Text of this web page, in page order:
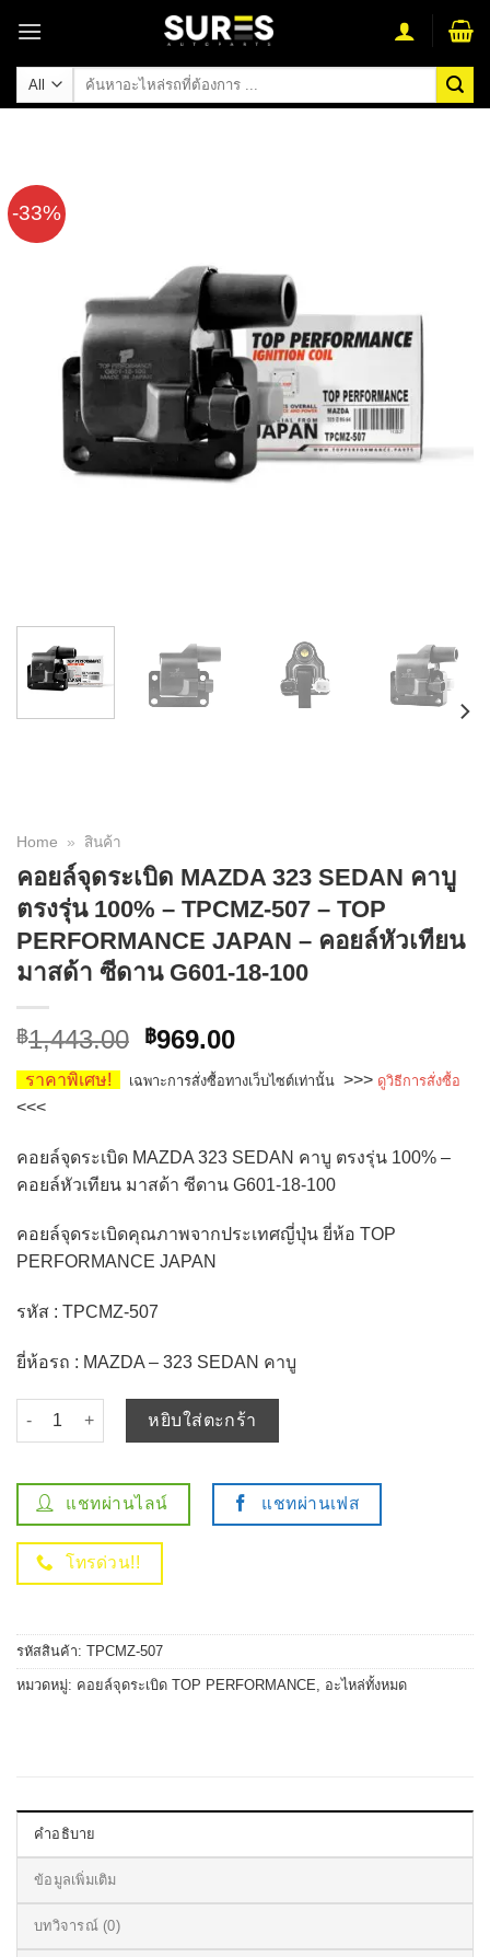
content
ค้นหา:
-33%
Home » สินค้า
คอยล์จุดระเบิด MAZDA 323 SEDAN คาบู
ตรงรุ่น 100% – TPCMZ-507 – TOP
PERFORMANCE JAPAN – คอยล์หัวเทียน
มาสด้า ซีดาน G601-18-100
฿1,443.00 Original
price
was:
฿969.00Current
price
is:
ราคาพิเศษ! เฉพาะการสั่งซื้อทางเว็บไซต์เท่านั้น >>> ดูวิธีการสั่งซื้อ
<<<
คอยล์จุดระเบิด MAZDA 323 SEDAN คาบู ตรงรุ่น 100% –
คอยล์หัวเทียน มาสด้า ซีดาน G601-18-100
คอยล์จุดระเบิดคุณภาพจากประเทศญี่ปุ่น ยี่ห้อ TOP
PERFORMANCE JAPAN
รหัส : TPCMZ-507
ยี่ห้อรถ : MAZDA – 323 SEDAN คาบู
จำนวน คอยล์จุดระเบิด MAZDA 323 SEDAN คาบู ตรงรุ่น 100% -
หยิบใส่ตะกร้า
แชทผ่านไลน์ แชทผ่านเฟส
โทรด่วน!!
รหัสสินค้า: TPCMZ-507
หมวดหมู่: คอยล์จุดระเบิด TOP PERFORMANCE, อะไหล่ทั้งหมด
คำอธิบาย
ข้อมูลเพิ่มเติม
บทวิจารณ์ (0)